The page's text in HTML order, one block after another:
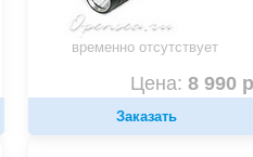
временно отсутствует
Цена: 8 990
Заказать